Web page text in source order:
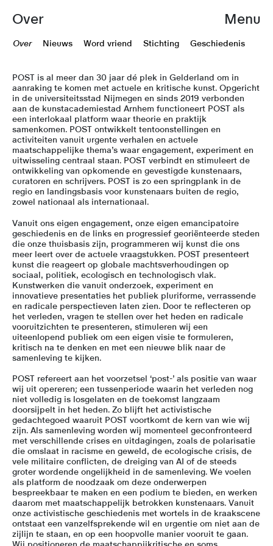
Menu
Over
Over Nieuws Word vriend Stichting Geschiedenis
POST is al meer dan 30 jaar dé plek in Gelderland om in
aanraking te komen met actuele en kritische kunst. Opgericht
in de universiteitsstad Nijmegen en sinds 2019 verbonden
aan de kunstacademiestad Arnhem functioneert POST als
een interlokaal platform waar theorie en praktijk
samenkomen. POST ontwikkelt tentoonstellingen en
activiteiten vanuit urgente verhalen en actuele
maatschappelijke thema’s waar engagement, experiment en
uitwisseling centraal staan. POST verbindt en stimuleert de
ontwikkeling van opkomende en gevestigde kunstenaars,
curatoren en schrijvers. POST is zo een springplank in de
regio en landingsbasis voor kunstenaars buiten de regio,
zowel nationaal als internationaal.
Vanuit ons eigen engagement, onze eigen emancipatoire
geschiedenis en de links en progressief georiënteerde steden
die onze thuisbasis zijn, programmeren wij kunst die ons
meer leert over de actuele vraagstukken. POST presenteert
kunst die reageert op globale machtsverhoudingen op
sociaal, politiek, ecologisch en technologisch vlak.
Kunstwerken die vanuit onderzoek, experiment en
innovatieve presentaties het publiek pluriforme, verrassende
en radicale perspectieven laten zien. Door te reflecteren op
het verleden, vragen te stellen over het heden en radicale
vooruitzichten te presenteren, stimuleren wij een
uiteenlopend publiek om een eigen visie te formuleren,
kritisch na te denken en met een nieuwe blik naar de
samenleving te kijken.
POST refereert aan het voorzetsel ‘post-’ als positie van waar
wij uit opereren; een tussenperiode waarin het verleden nog
niet volledig is losgelaten en de toekomst langzaam
doorsijpelt in het heden. Zo blijft het activistische
gedachtegoed waaruit POST voortkomt de kern van wie wij
zijn. Als samenleving worden wij momenteel geconfronteerd
met verschillende crises en uitdagingen, zoals de polarisatie
die omslaat in racisme en geweld, de ecologische crisis, de
vele militaire conflicten, de dreiging van AI of de steeds
groter wordende ongelijkheid in de samenleving. We voelen
als platform de noodzaak om deze onderwerpen
bespreekbaar te maken en een podium te bieden, en werken
daarom met maatschappelijk betrokken kunstenaars. Vanuit
onze activistische geschiedenis met wortels in de kraakscene
ontstaat een vanzelfsprekende wil en urgentie om niet aan de
zijlijn te staan, en op een hoopvolle manier vooruit te gaan.